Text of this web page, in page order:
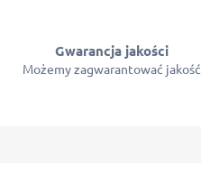
Gwarancja jakości
Możemy zagwarantować jakość